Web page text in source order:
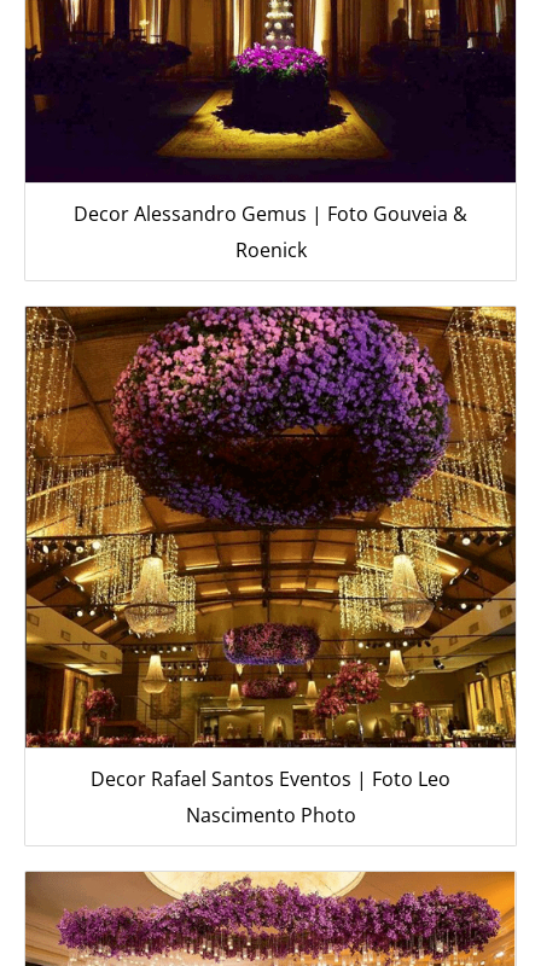
Decor Alessandro Gemus | Foto Gouveia &
Roenick
Decor Rafael Santos Eventos | Foto Leo
Nascimento Photo